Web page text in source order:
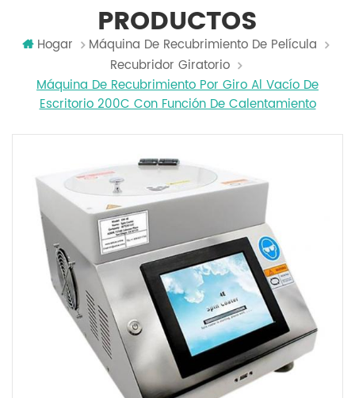
PRODUCTOS
Hogar
Máquina De Recubrimiento De Película
Recubridor Giratorio
Máquina De Recubrimiento Por Giro Al Vacío De
Escritorio 200C Con Función De Calentamiento